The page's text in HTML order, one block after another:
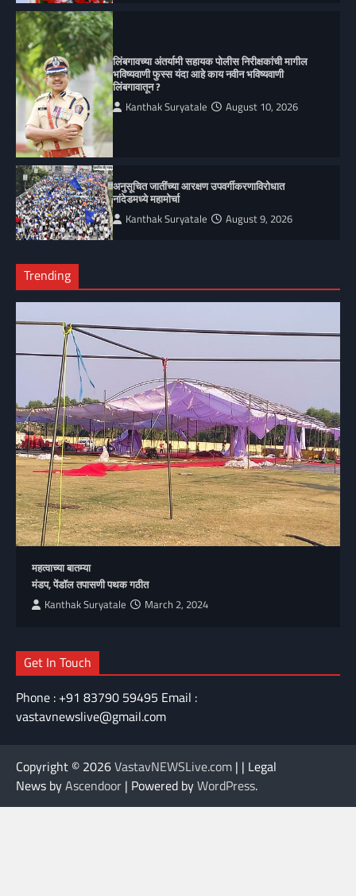
लिंबगावच्या अंतर्यामी सहायक पोलीस निरीक्षकांची मागील
भविष्यवाणी फुस्स यंदा आहे काय नवीन भविष्यवाणी
लिंबगावातून ?
Kanthak Suryatale August 10, 2026
अनुसूचित जातींच्या आरक्षण उपवर्गीकरणाविरोधात
नांदेडमध्ये महामोर्चा
Kanthak Suryatale August 9, 2026
Trending
महत्वाच्या बातम्या
मंडप, पेंडॉल तपासणी पथक गठीत
Kanthak Suryatale March 2, 2024
Get In Touch
Phone : +91 83790 59495 Email :
vastavnewslive@gmail.com
Copyright © 2026VastavNEWSLive.com | | Legal
News byAscendoor | Powered byWordPress.